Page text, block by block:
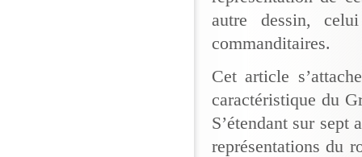
autre dessin,
commanditaires.
Cet article
caractéristique du
S’étendant sur sept
représentations du